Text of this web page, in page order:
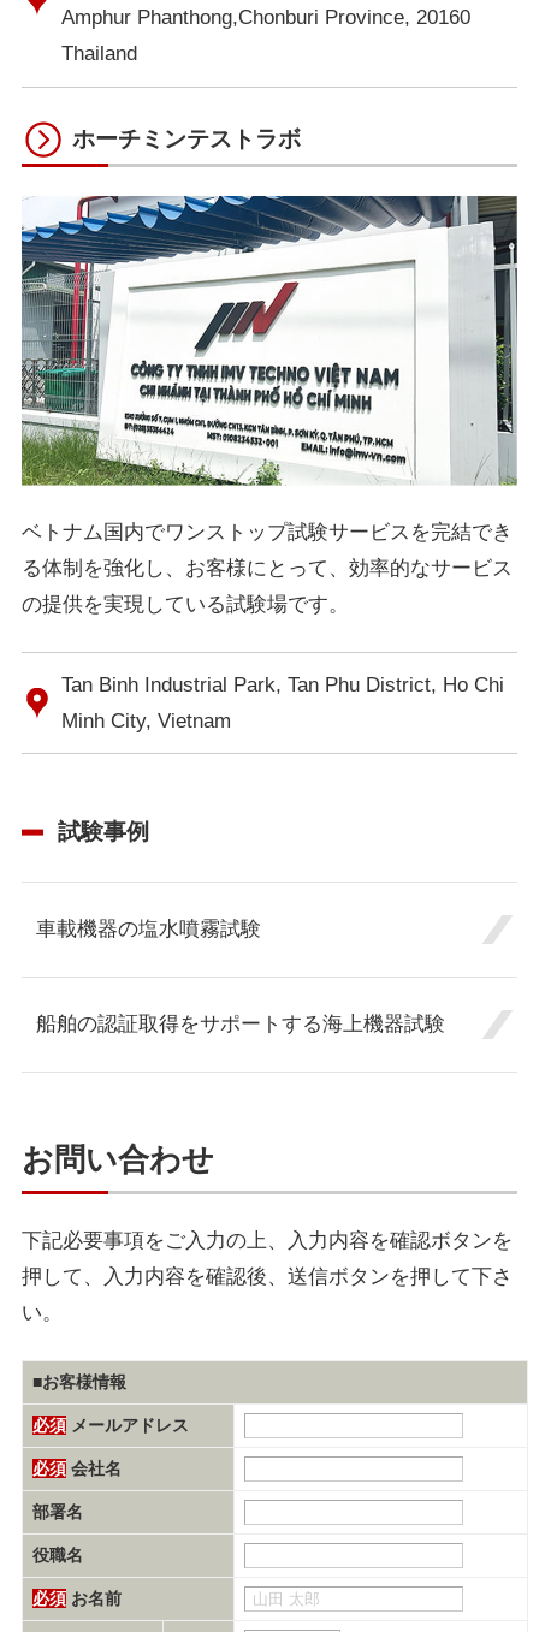
Amphur Phanthong,Chonburi Province, 20160
Thailand
ホーチミンテストラボ
ベトナム国内でワンストップ試験サービスを完結でき
る体制を強化し、お客様にとって、効率的なサービス
の提供を実現している試験場です。
Tan Binh Industrial Park, Tan Phu District, Ho Chi
Minh City, Vietnam
試験事例
車載機器の塩水噴霧試験
船舶の認証取得をサポートする海上機器試験
お問い合わせ
下記必要事項をご入力の上、入力内容を確認ボタンを
押して、入力内容を確認後、送信ボタンを押して下さ
い。
■お客様情報
必須メールアドレス
必須会社名
部署名
役職名
必須お名前